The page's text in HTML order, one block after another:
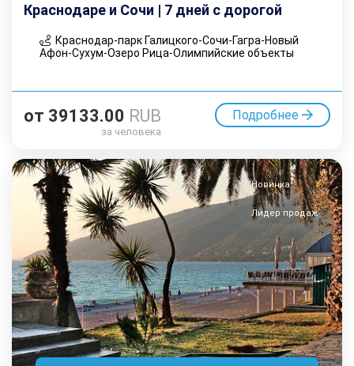
Краснодаре и Сочи | 7 дней с дорогой
Краснодар-парк Галицкого-Сочи-Гагра-Новый
Афон-Сухум-Озеро Рица-Олимпийские объекты
от 39133.00 RUB
за человека
Подробнее
Новинка
Лидер продаж